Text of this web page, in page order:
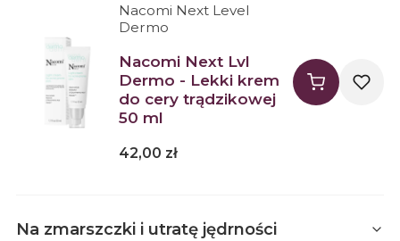
Producent Nacomi Next Level Dermo
Nacomi Next Level
Dermo
Nacomi Next Lvl
Dermo - Lekki krem
do cery trądzikowej
50 ml
Cena
42,00 zł
Na zmarszczki i utratę jędrności